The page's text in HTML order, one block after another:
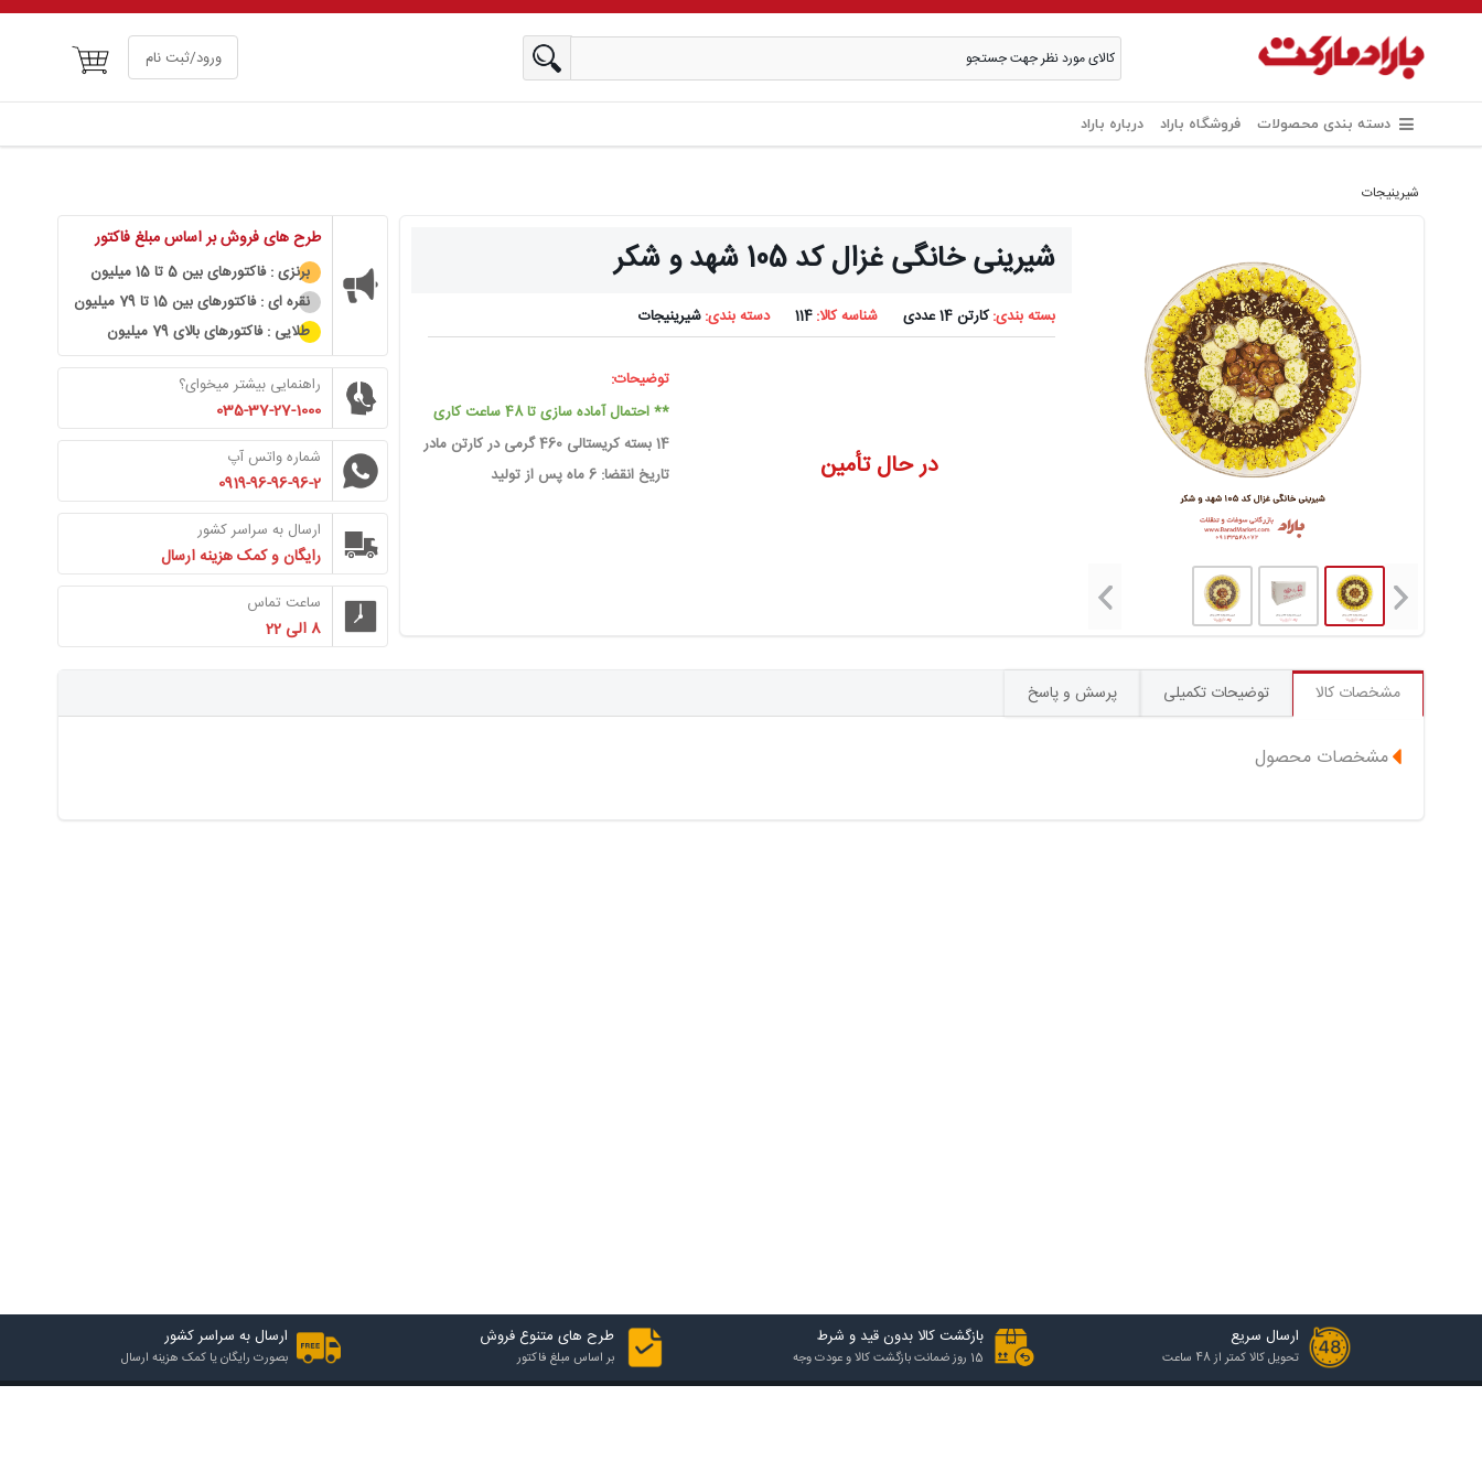
سبد خرید ورود/ثبت نام
دسته بندی محصولات فروشگاه باراد درباره باراد
شیرینیجات
شیرینی خانگی غزال کد 105 شهد و شکر
بسته بندی:کارتن 14 عددی شناسه کالا:114 دسته بندی:شیرینیجات
در حال تأمین
توضیحات:
** احتمال آماده سازی تا 48 ساعت کاری
14 بسته کریستالی 460 گرمی در کارتن مادر
تاریخ انقضا: 6 ماه پس از تولید
طرح های فروش بر اساس مبلغ فاکتور
برنزی : فاکتورهای بین 5 تا 15 میلیون
نقره ای : فاکتورهای بین 15 تا 79 میلیون
طلایی : فاکتورهای بالای 79 میلیون
راهنمایی بیشتر میخوای؟
035-37-27-1000
شماره واتس آپ
0919-96-96-96-2
ارسال به سراسر کشور
رایگان و کمک هزینه ارسال
ساعت تماس
8 الی 22
مشخصات کالا توضیحات تکمیلی پرسش و پاسخ
مشخصات محصول
ارسال سریع
تحویل کالا کمتر از 48 ساعت
بازگشت کالا بدون قید و شرط
15 روز ضمانت بازگشت کالا و عودت وجه
طرح های متنوع فروش
بر اساس مبلغ فاکتور
ارسال به سراسر کشور
بصورت رایگان یا کمک هزینه ارسال